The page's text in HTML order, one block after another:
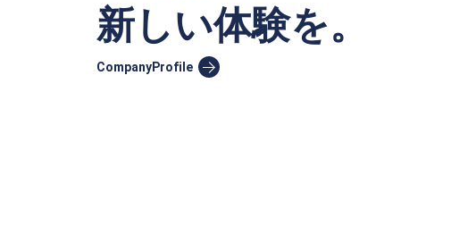
新しい体験を。
CompanyProfile